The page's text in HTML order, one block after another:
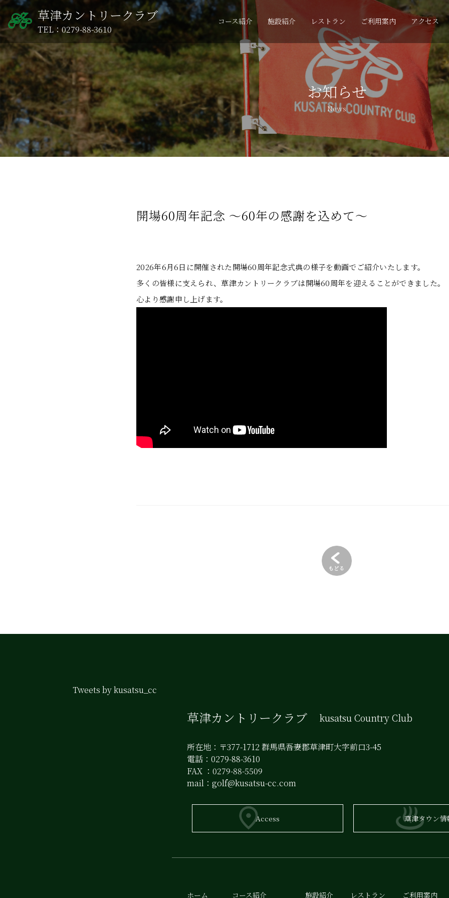
草津カントリークラブ
TEL：0279-88-3610
コース紹介 施設紹介 レストラン ご利用案内 アクセス
お知らせ
News
開場60周年記念 ～60年の感謝を込めて～
2026年6月6日に開催された開場60周年記念式典の様子を動画でご紹介いたします。
多くの皆様に支えられ、草津カントリークラブは開場60周年を迎えることができました。
心より感謝申し上げます。
Tweets by kusatsu_cc
草津カントリークラブ kusatsu Country Club
所在地：〒377-1712 群馬県吾妻郡草津町大字前口3-45
電話：0279-88-3610
FAX ：0279-88-5509
mail： golf@kusatsu-cc.com
Access 草津タウン情
ホーム コース紹介 施設紹介 レストラン ご利用案内